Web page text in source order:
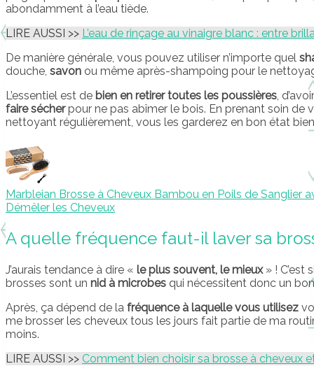
abondamment à l’eau tiède.
LIRE AUSSI >> L’eau de rinçage au vinaigre blanc : entre
De manière générale, vous pouvez utiliser n’importe quel
douche, savon ou même après-shampoing pour le
L’essentiel est de bien en retirer toutes les poussières,
faire sécherpour ne pas abîmer le bois. En prenant soin de
nettoyant régulièrement, vous les garderez en bon état
Marbleian Brosse à Cheveux Bambou en Poils de Sanglier
Démêler les Cheveux
A quelle fréquence faut-il laver sa
J’aurais tendance à dire « le plus souvent, le mieux» ! C’est
brosses sont un nid à microbes qui nécessitent donc un
Après, ça dépend de la fréquence à laquelle vous utilisez
me brosser les cheveux tous les jours fait partie de ma
moins.
LIRE AUSSI >> Comment bien choisir sa brosse à cheveux